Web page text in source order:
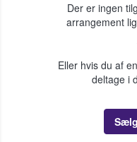
Der er ingen
arrangement
Eller hvis du af
deltage i